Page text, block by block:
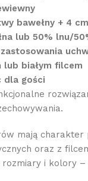
bawełny + 4
lub 50% lnu/
lub białym filcem
dla gości
mają
oraz z
i kolory